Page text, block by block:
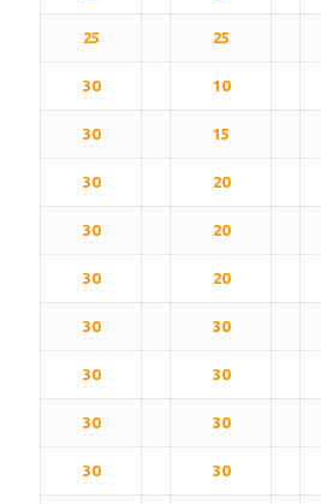
25 25
30 10
30 15
30 20
30 20
30 20
30 30
30 30
30 30
30 30